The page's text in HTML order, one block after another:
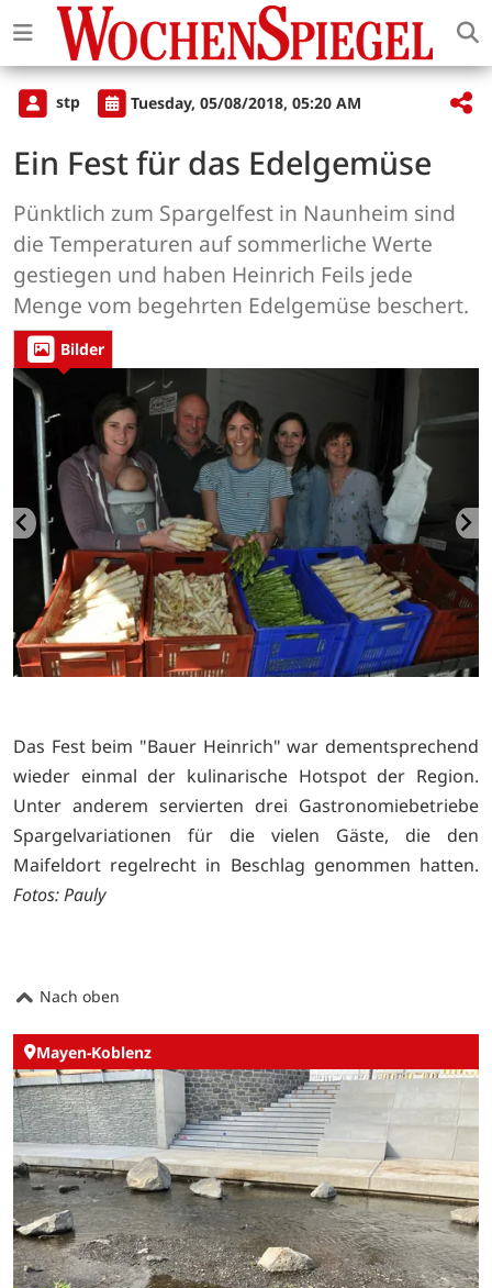
stp Tuesday, 05/08/2018, 05:20 AM
Ein Fest für das Edelgemüse
Pünktlich zum Spargelfest in Naunheim sind
die Temperaturen auf sommerliche Werte
gestiegen und haben Heinrich Feils jede
Menge vom begehrten Edelgemüse beschert.
Bilder
Das Fest beim "Bauer Heinrich" war dementsprechend
wieder einmal der kulinarische Hotspot der Region.
Unter anderem servierten drei Gastronomiebetriebe
Spargelvariationen für die vielen Gäste, die den
Maifeldort regelrecht in Beschlag genommen hatten.
Fotos: Pauly
Nach oben
Mayen-Koblenz